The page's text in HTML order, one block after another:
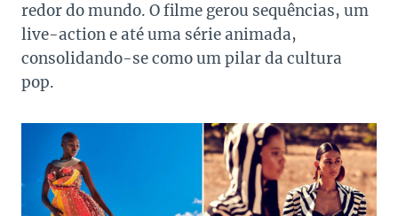
redor do mundo. O filme gerou sequências, um
live-action e até uma série animada,
consolidando-se como um pilar da cultura
pop.